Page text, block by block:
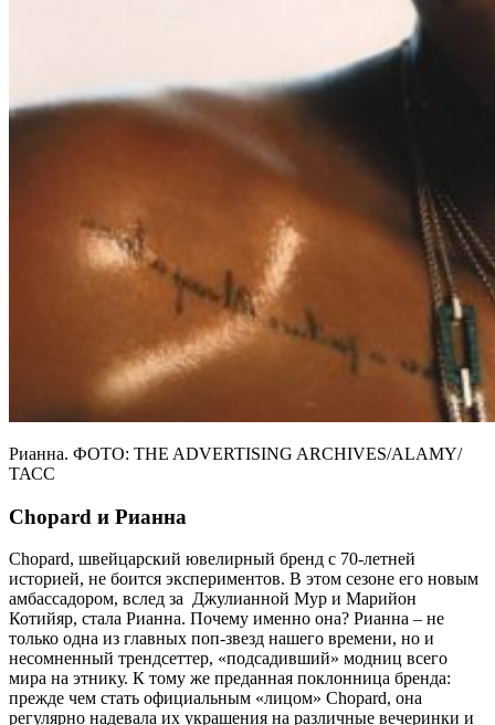
Рианна. ФОТО: THE ADVERTISING ARCHIVES/ALAMY/
ТАСС
Сhopard и Рианна
Chopard, швейцарский ювелирный бренд с 70-летней
историей, не боится экспериментов. В этом сезоне его новым
амбассадором, вслед за Джулианной Мур и Марийон
Котийяр, стала Рианна. Почему именно она? Рианна – не
только одна из главных поп-звезд нашего времени, но и
несомненный трендсеттер, «подсадивший» модниц всего
мира на этнику. К тому же преданная поклонница бренда:
прежде чем стать официальным «лицом» Chopard, она
регулярно надевала их украшения на различные вечеринки и